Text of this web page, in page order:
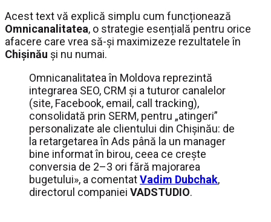
Acest text vă explică simplu cum funcționează
Omnicanalitatea, o strategie esențială pentru orice
afacere care vrea să-și maximizeze rezultatele în
Chișinău și nu numai.
Omnicanalitatea în Moldova reprezintă
integrarea SEO, CRM și a tuturor canalelor
(site, Facebook, email, call tracking),
consolidată prin SERM, pentru „atingeri”
personalizate ale clientului din Chișinău: de
la retargetarea în Ads până la un manager
bine informat în birou, ceea ce crește
conversia de 2–3 ori fără majorarea
bugetului», a comentatVadim Dubchak,
directorul companiei VADSTUDIO.